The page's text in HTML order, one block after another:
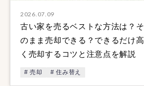
2026.07.09
古い家を売るベストな方法は？そ
のまま売却できる？できるだけ高
く売却するコツと注意点を解説
# 売却 # 住み替え